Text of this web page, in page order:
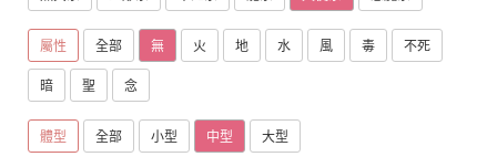
屬性 全部 無 火 地 水 風 毒 不死
暗 聖 念
體型 全部 小型 中型 大型